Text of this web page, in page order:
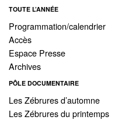
TOUTE L’ANNÉE
Programmation/calendrier
Accès
Espace Presse
Archives
PÔLE DOCUMENTAIRE
Les Zébrures d’automne
Les Zébrures du printemps